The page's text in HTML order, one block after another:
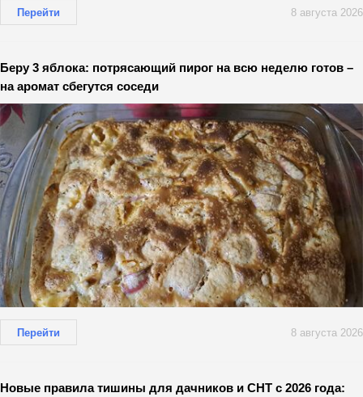
Перейти 8 августа 2026
Беру 3 яблока: потрясающий пирог на всю неделю готов –
на аромат сбегутся соседи
Перейти 8 августа 2026
Новые правила тишины для дачников и СНТ с 2026 года: